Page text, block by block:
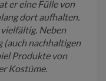
er eine Fülle von
dort aufhalten.
Neben
(auch nachhaltigen
Produkte von
Kostüme.